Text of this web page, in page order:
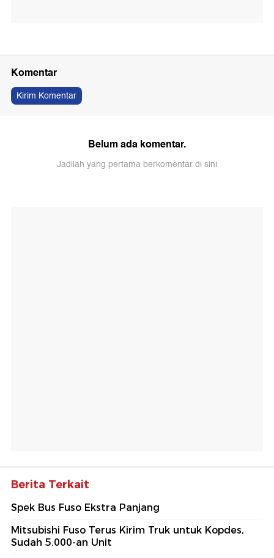
Komentar
Kirim Komentar
Belum ada komentar.
Jadilah yang pertama berkomentar di sini
Berita Terkait
Spek Bus Fuso Ekstra Panjang
Mitsubishi Fuso Terus Kirim Truk untuk Kopdes,
Sudah 5.000-an Unit